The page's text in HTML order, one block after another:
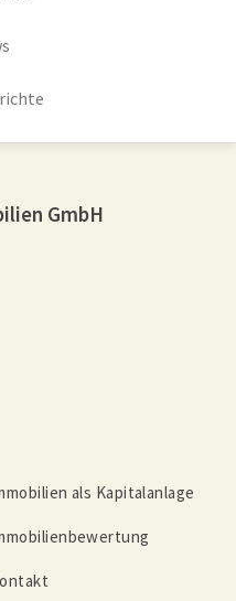
GmbH
als Kapitalanlage